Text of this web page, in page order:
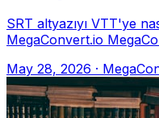
SRT altyazıyı VTT'ye
MegaConvert.io MegaConvert.io
May 28, 2026 ·